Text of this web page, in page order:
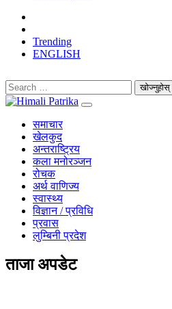
Trending
ENGLISH
समाचार
खेलकुद
अन्तराष्ट्रिय
कला मनोरञ्जन
रोचक
अर्थ वाणिज्य
स्वास्थ्य
विज्ञान / प्रविधि
प्रवास
लुम्बिनी प्रदेश
ताजा अपडेट